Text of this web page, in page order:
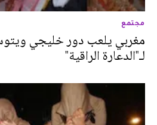
مجتمع
مغربي يلعب دور خليجي
لـ"الدعارة الراقية"